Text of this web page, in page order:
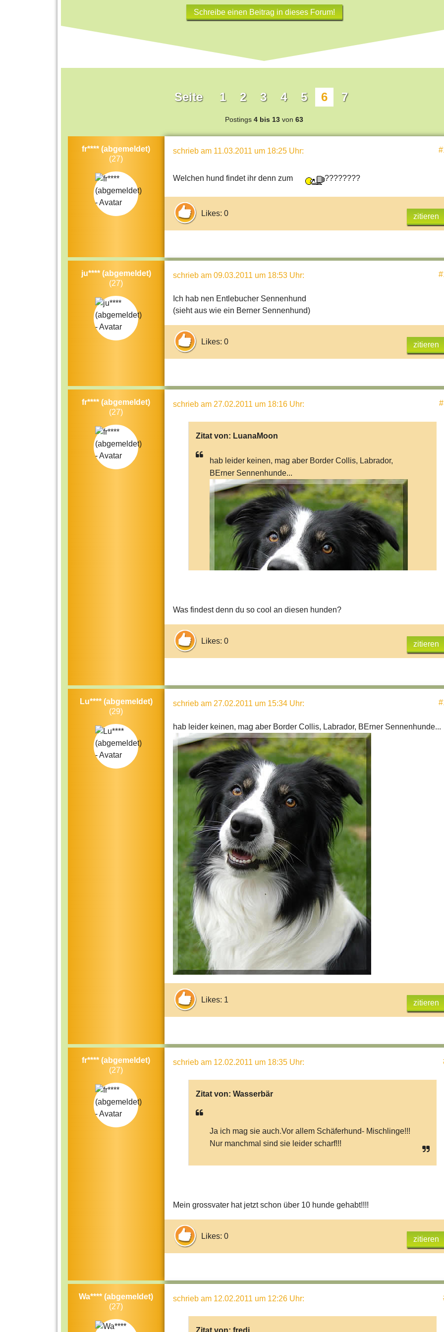
Schreibe einen Beitrag in dieses Forum!
Seite 1 2 3 4 5 6 7
Postings 4 bis 13 von 63
fr**** (abgemeldet)
(27)
schrieb am 11.03.2011 um 18:25 Uhr:
Welchen hund findet ihr denn zum ????????
Likes: 0 zitieren
ju**** (abgemeldet)
(27)
schrieb am 09.03.2011 um 18:53 Uhr:
Ich hab nen Entlebucher Sennenhund
(sieht aus wie ein Berner Sennenhund)
Likes: 0 zitieren
fr**** (abgemeldet)
(27)
schrieb am 27.02.2011 um 18:16 Uhr:
Zitat von: LuanaMoon
hab leider keinen, mag aber Border Collis, Labrador,
BErner Sennenhunde...
Was findest denn du so cool an diesen hunden?
Likes: 0 zitieren
Lu**** (abgemeldet)
(29)
schrieb am 27.02.2011 um 15:34 Uhr:
hab leider keinen, mag aber Border Collis, Labrador, BErner Sennenhunde...
Likes: 1 zitieren
fr**** (abgemeldet)
(27)
schrieb am 12.02.2011 um 18:35 Uhr:
Zitat von: Wasserbär
Ja ich mag sie auch.Vor allem Schäferhund- Mischlinge!!!
Nur manchmal sind sie leider scharf!!!
Mein grossvater hat jetzt schon über 10 hunde gehabt!!!!
Likes: 0 zitieren
Wa**** (abgemeldet)
(27)
schrieb am 12.02.2011 um 12:26 Uhr: